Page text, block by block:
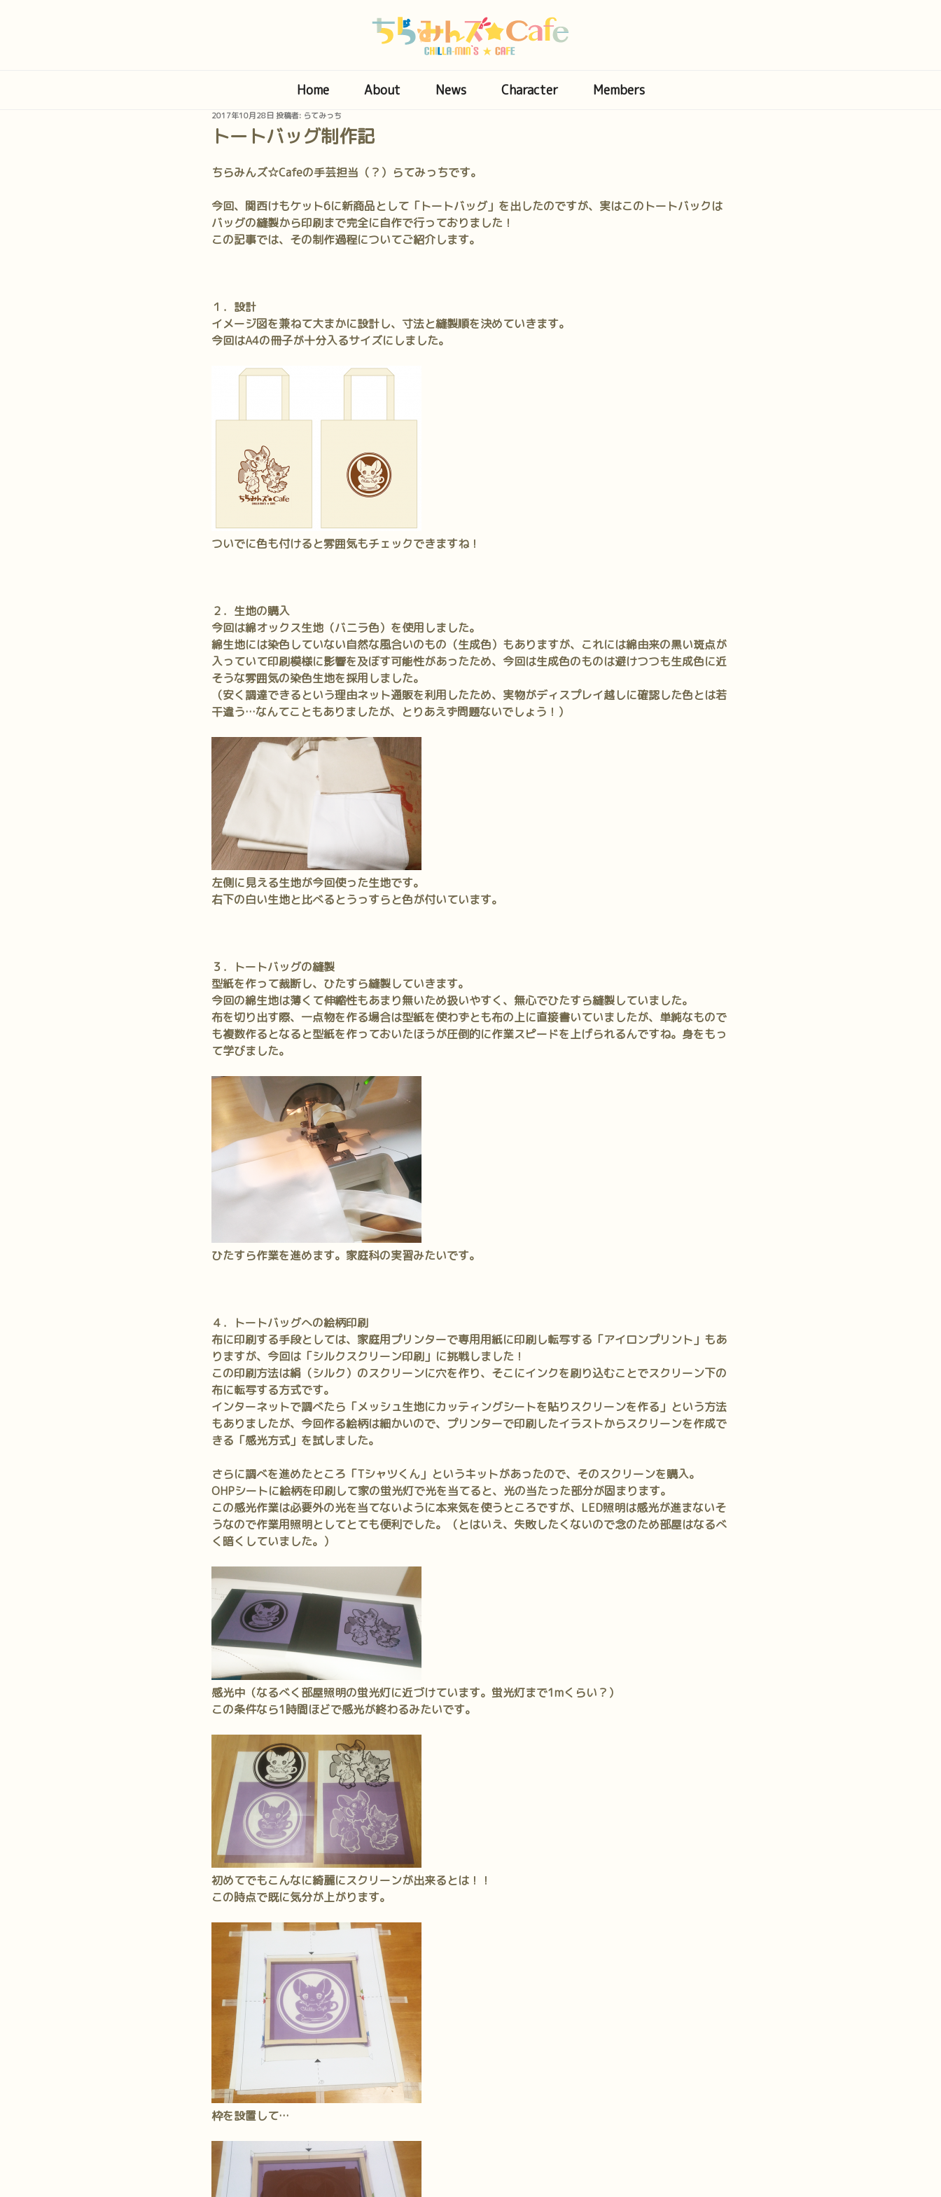
Home About News Character Members
投
稿
日:
2017年10月28日投稿者: らてみっち
トートバッグ制作記
ちらみんズ☆Cafeの手芸担当（？）らてみっちです。
今回、関西けもケット6に新商品として「トートバッグ」を出したのですが、実はこのトートバックは
バッグの縫製から印刷まで完全に自作で行っておりました！
この記事では、その制作過程についてご紹介します。
１．設計
イメージ図を兼ねて大まかに設計し、寸法と縫製順を決めていきます。
今回はA4の冊子が十分入るサイズにしました。
ついでに色も付けると雰囲気もチェックできますね！
２．生地の購入
今回は綿オックス生地（バニラ色）を使用しました。
綿生地には染色していない自然な風合いのもの（生成色）もありますが、これには綿由来の黒い斑点が
入っていて印刷模様に影響を及ぼす可能性があったため、今回は生成色のものは避けつつも生成色に近
そうな雰囲気の染色生地を採用しました。
（安く調達できるという理由ネット通販を利用したため、実物がディスプレイ越しに確認した色とは若
干違う…なんてこともありましたが、とりあえず問題ないでしょう！）
左側に見える生地が今回使った生地です。
右下の白い生地と比べるとうっすらと色が付いています。
３．トートバッグの縫製
型紙を作って裁断し、ひたすら縫製していきます。
今回の綿生地は薄くて伸縮性もあまり無いため扱いやすく、無心でひたすら縫製していました。
布を切り出す際、一点物を作る場合は型紙を使わずとも布の上に直接書いていましたが、単純なもので
も複数作るとなると型紙を作っておいたほうが圧倒的に作業スピードを上げられるんですね。身をもっ
て学びました。
ひたすら作業を進めます。家庭科の実習みたいです。
４．トートバッグへの絵柄印刷
布に印刷する手段としては、家庭用プリンターで専用用紙に印刷し転写する「アイロンプリント」もあ
りますが、今回は 「シルクスクリーン印刷」 に挑戦しました！
この印刷方法は絹（シルク）のスクリーンに穴を作り、そこにインクを刷り込むことでスクリーン下の
布に転写する方式です。
インターネットで調べたら「メッシュ生地にカッティングシートを貼りスクリーンを作る」という方法
もありましたが、今回作る絵柄は細かいので、プリンターで印刷したイラストからスクリーンを作成で
きる「感光方式」を試しました。
さらに調べを進めたところ「Tシャツくん」というキットがあったので、そのスクリーンを購入。
OHPシートに絵柄を印刷して家の蛍光灯で光を当てると、光の当たった部分が固まります。
この感光作業は必要外の光を当てないように本来気を使うところですが、LED照明は感光が進まないそ
うなので作業用照明としてとても便利でした。（とはいえ、失敗したくないので念のため部屋はなるべ
く暗くしていました。）
感光中（なるべく部屋照明の蛍光灯に近づけています。蛍光灯まで1mくらい？）
この条件なら1時間ほどで感光が終わるみたいです。
初めてでもこんなに綺麗にスクリーンが出来るとは！！
この時点で既に気分が上がります。
枠を設置して…